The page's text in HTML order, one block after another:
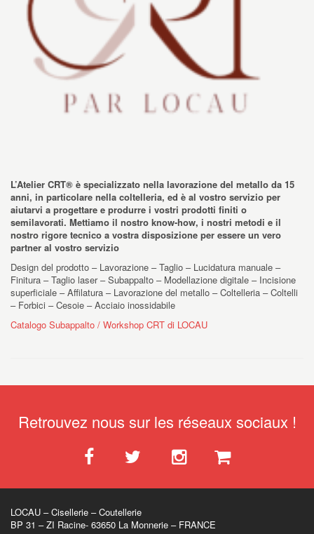
L’Atelier CRT® è specializzato nella lavorazione del metallo da 15
anni, in particolare nella coltelleria, ed è al vostro servizio per
aiutarvi a progettare e produrre i vostri prodotti finiti o
semilavorati. Mettiamo il nostro know-how, i nostri metodi e il
nostro rigore tecnico a vostra disposizione per essere un vero
partner al vostro servizio
Design del prodotto – Lavorazione – Taglio – Lucidatura manuale –
Finitura – Taglio laser – Subappalto – Modellazione digitale – Incisione
superficiale – Affilatura – Lavorazione del metallo – Coltelleria – Coltelli
– Forbici – Cesoie – Acciaio inossidabile
Catalogo Subappalto / Workshop CRT di LOCAU
Retrouvez nous sur les réseaux sociaux !
LOCAU – Cisellerie – Coutellerie
BP 31 – ZI Racine- 63650 La Monnerie – FRANCE